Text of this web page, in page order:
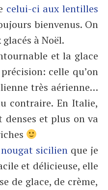
celui-ci aux lentilles
bienvenus. On
à Noël.
et la glace
celle qu’on
très aérienne…
contraire. En Italie,
denses et plus on va
sicilien que je
et délicieuse, elle
de glace, de crème,